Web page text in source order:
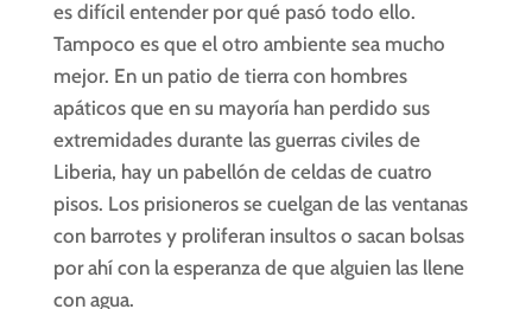
es difícil entender por qué pasó todo ello.
Tampoco es que el otro ambiente sea mucho
mejor. En un patio de tierra con hombres
apáticos que en su mayoría han perdido sus
extremidades durante las guerras civiles de
Liberia, hay un pabellón de celdas de cuatro
pisos. Los prisioneros se cuelgan de las ventanas
con barrotes y proliferan insultos o sacan bolsas
por ahí con la esperanza de que alguien las llene
con agua.